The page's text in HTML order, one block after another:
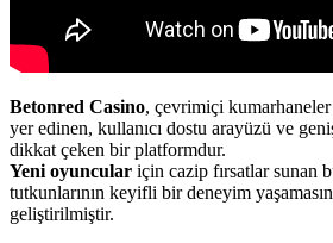
Betonred Casino, çevrimiçi
yer edinen, kullanıcı dostu arayüzü ve
dikkat çeken bir platformdur.
Yeni oyuncular için cazip fırsatlar sunan
tutkunlarının keyifli bir deneyim
geliştirilmiştir.